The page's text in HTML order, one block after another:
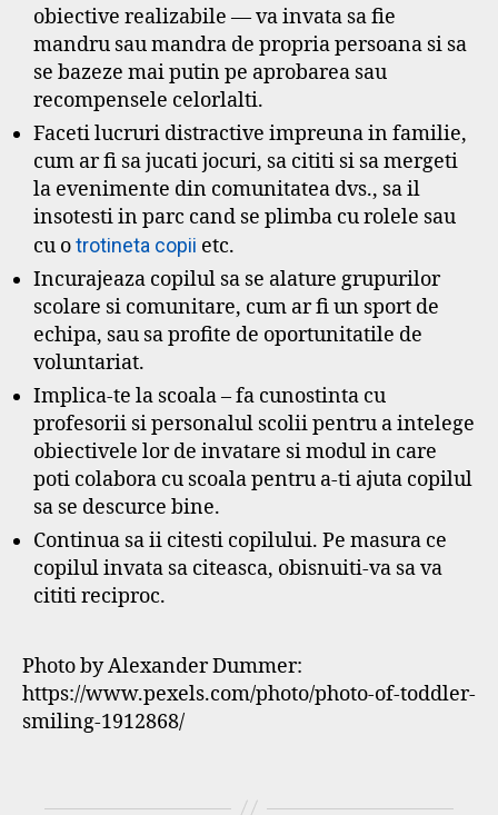
obiective realizabile — va invata sa fie
mandru sau mandra de propria persoana si sa
se bazeze mai putin pe aprobarea sau
recompensele celorlalti.
Faceti lucruri distractive impreuna in familie,
cum ar fi sa jucati jocuri, sa cititi si sa mergeti
la evenimente din comunitatea dvs., sa il
insotesti in parc cand se plimba cu rolele sau
cu otrotineta copii etc.
Incurajeaza copilul sa se alature grupurilor
scolare si comunitare, cum ar fi un sport de
echipa, sau sa profite de oportunitatile de
voluntariat.
Implica-te la scoala – fa cunostinta cu
profesorii si personalul scolii pentru a intelege
obiectivele lor de invatare si modul in care
poti colabora cu scoala pentru a-ti ajuta copilul
sa se descurce bine.
Continua sa ii citesti copilului. Pe masura ce
copilul invata sa citeasca, obisnuiti-va sa va
cititi reciproc.
Photo by Alexander Dummer:
https://www.pexels.com/photo/photo-of-toddler-
smiling-1912868/